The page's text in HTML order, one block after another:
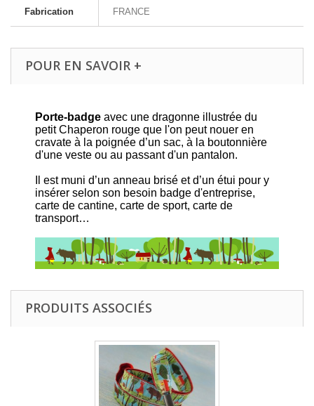
Fabrication FRANCE
POUR EN SAVOIR +
Porte-badge avec une dragonne illustrée du
petit Chaperon rouge que l'on peut nouer en
cravate à la poignée d’un sac, à la boutonnière
d'une veste ou au passant d'un pantalon.
Il est muni d’un anneau brisé et d’un étui pour y
insérer selon son besoin badge d'entreprise,
carte de cantine, carte de sport, carte de
transport…
PRODUITS ASSOCIÉS